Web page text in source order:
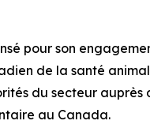
pour son
de la santé
du secteur
au Canada.